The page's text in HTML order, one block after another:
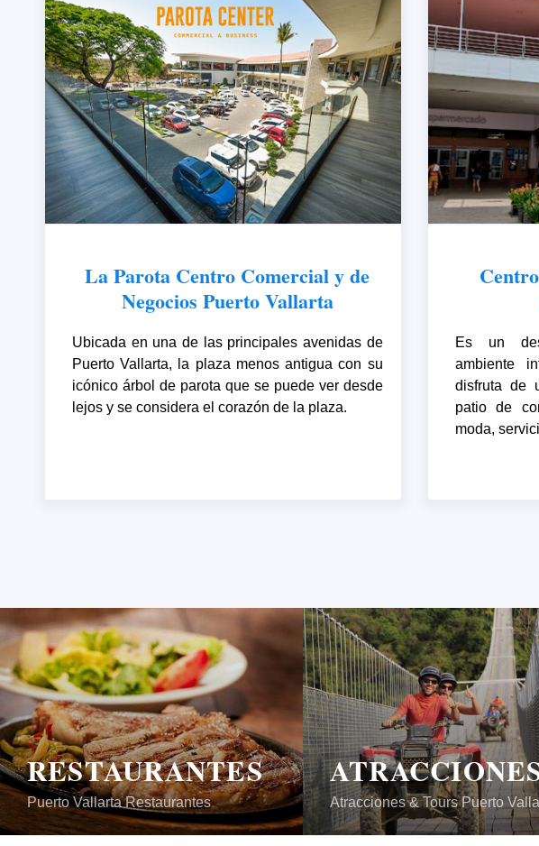
La Parota Centro Comercial y de
Negocios Puerto Vallarta
Ubicada en una de las principales avenidas de
Puerto Vallarta, la plaza menos antigua con su
icónico árbol de parota que se puede ver desde
lejos y se considera el corazón de la plaza.
Es un
ambiente
disfruta de
patio de
moda,
RESTAURANTES
Puerto Vallarta Restaurantes Atracciones & Tours Puerto